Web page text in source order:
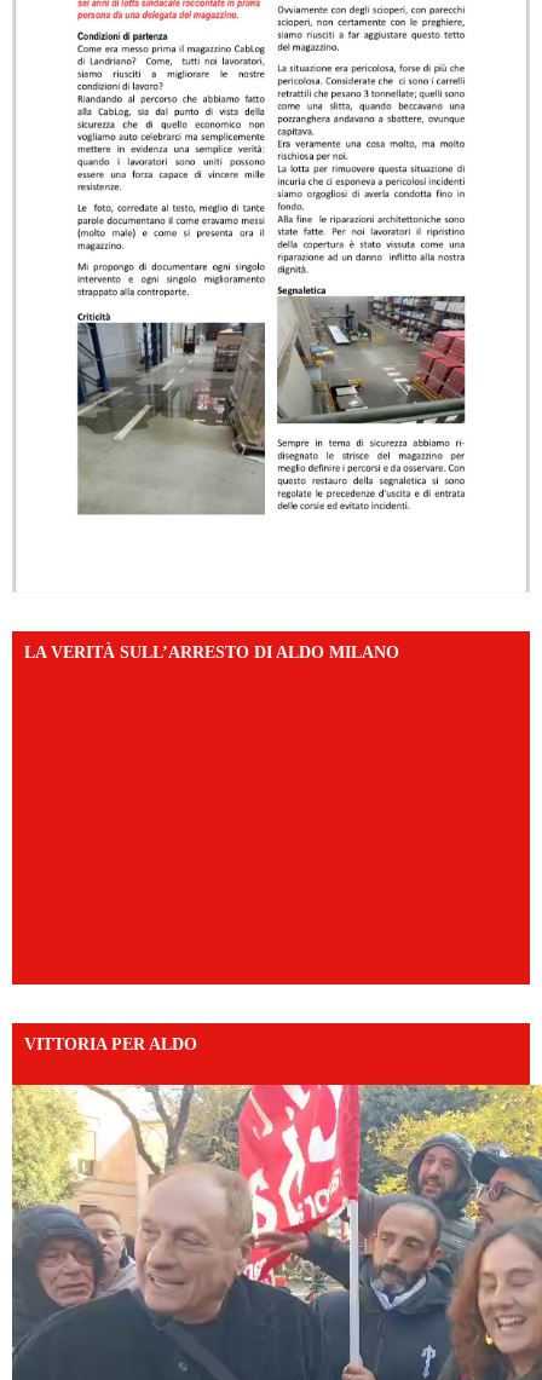
LA VERITÀ SULL’ARRESTO DI ALDO MILANO
VITTORIA PER ALDO